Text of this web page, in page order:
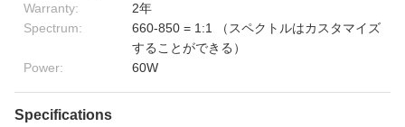
Warranty:
2年
Spectrum:
660-850 = 1:1 （スペクトルはカスタマイズ
することができる）
Power:
60W
Specifications